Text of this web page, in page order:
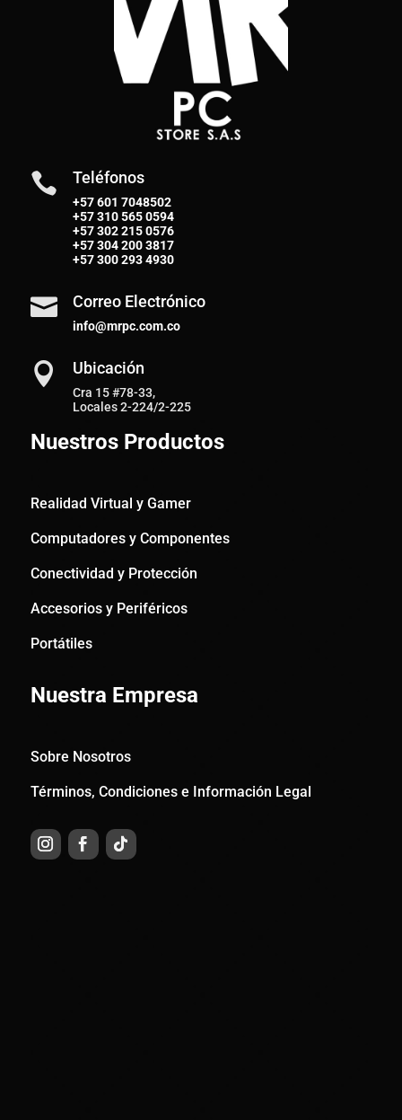
 Teléfonos
+57 601 7048502
+57310 565 0594
+57302 215 0576
+57304 200 3817
+57300 293 4930
 Correo Electrónico
info@mrpc.com.co
 Ubicación
Cra 15 #78-33,
Locales 2-224/2-225
Nuestros Productos
Realidad Virtual y Gamer
Computadores y Componentes
Conectividad y Protección
Accesorios y Periféricos
Portátiles
Nuestra Empresa
Sobre Nosotros
Términos, Condiciones e Información Legal